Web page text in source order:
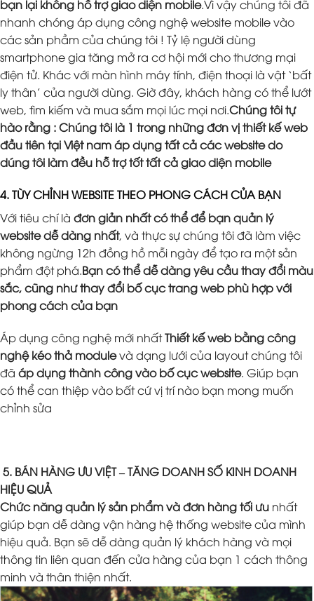
bạn lại không hỗ trợ giao diện mobile.Vì vậy chúng tôi đã
nhanh chóng áp dụng công nghệ website mobile vào
các sản phầm của chúng tôi ! Tỷ lệ người dùng
smartphone gia tăng mở ra cơ hội mới cho thương mại
điện tử. Khác với màn hình máy tính, điện thoại là vật ‘bất
ly thân’ của người dùng. Giờ đây, khách hàng có thể lướt
web, tìm kiếm và mua sắm mọi lúc mọi nơi.Chúng tôi tự
hào rằng : Chúng tôi là 1 trong những đơn vị thiết kế web
đầu tiên tại Việt nam áp dụng tất cả các website do
dúng tôi làm đều hỗ trợ tốt tất cả giao diện mobile
4. TÙY CHỈNH WEBSITE THEO PHONG CÁCH CỦA BẠN
Với tiêu chí là đơn giản nhất có thể để bạn quản lý
website dễ dàng nhất, và thực sự chúng tôi đã làm việc
không ngừng 12h đồng hồ mỗi ngày để tạo ra một sản
phẩm đột phá.Bạn có thể dễ dàng yêu cầu thay đổi màu
sắc, cũng như thay đổi bố cục trang web phù hợp với
phong cách của bạn
Áp dụng công nghệ mới nhấtThiết kế web bằng công
nghệ kéo thả modulevà dạng lưới của layout chúng tôi
đã áp dụng thành công vào bố cục website. Giúp bạn
có thể can thiệp vào bất cứ vị trí nào bạn mong muốn
chỉnh sửa
5. BÁN HÀNG ƯU VIỆT – TĂNG DOANH SỐ KINH DOANH
HIỆU QUẢ
Chức năng quản lý sản phẩm và đơn hàng tối ưu nhất
giúp bạn dễ dàng vận hàng hệ thống website của mình
hiệu quả. Bạn sẽ dễ dàng quản lý khách hàng và mọi
thông tin liên quan đến cửa hàng của bạn 1 cách thông
minh và thân thiện nhất.